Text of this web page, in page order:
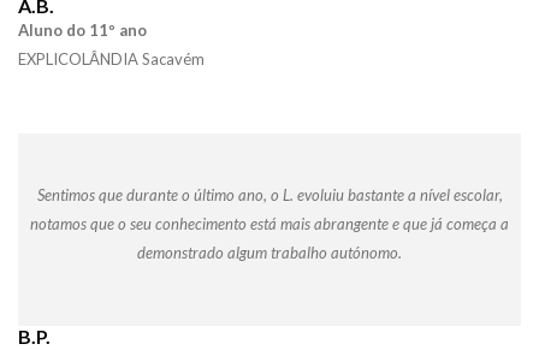
A.B.
Aluno do 11º ano
EXPLICOLÂNDIA Sacavém
Sentimos que durante o último ano, o L. evoluiu bastante a nível escolar,
notamos que o seu conhecimento está mais abrangente e que já começa a
demonstrado algum trabalho autónomo.
B.P.